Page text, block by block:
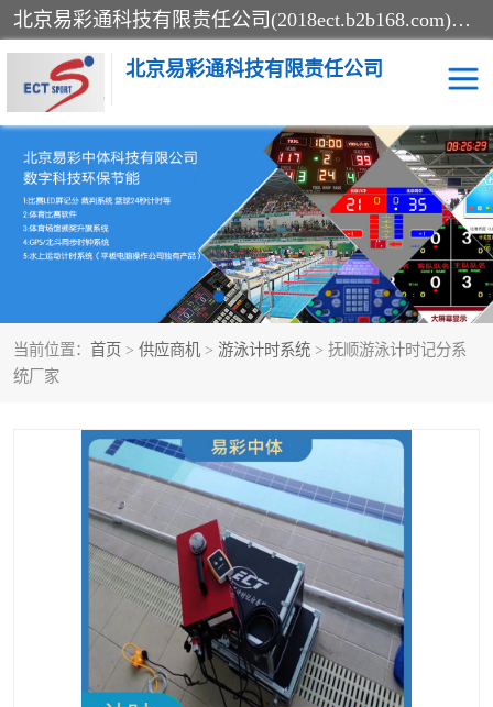
北京易彩通科技有限责任公司(2018ect.b2b168.com)主要提供陕西计时记分系统，全国统一热线：15611947915.北京易彩通科技有限责任公司有一支长期从事智能控制系统研发的高素质的队伍，具有嵌入式系统，视频系统、通信系统、网络系统，体育计时系统的知识和技能。强力打造体育比赛计时计分系统、智能升降旗系统、标准时钟系统、赛事编排及信息发布系统，为用户提供较新的，较廉价的，应用解决方案。
北京易彩通科技有限责任公司
当前位置： 首页 > 供应商机 > 游泳计时系统 > 抚顺游泳计时记分系
统厂家
记分系统 游泳计时系统
智能颁奖旗系统 GPS同步时钟系统
计时计分及成绩处理系统 计时记分系统
体育场馆影像采集回放系 游泳馆水下摄影采集救生